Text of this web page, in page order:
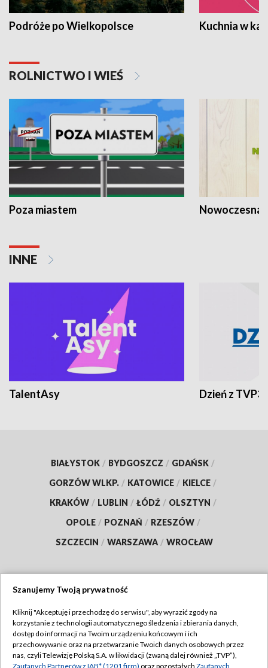
Podróże po Wielkopolsce Kuchnia w
ROLNICTWO I WIEŚ
Poza miastem Nowoczesna
INNE
TalentAsy Dzień z TVP3
BIAŁYSTOK / BYDGOSZCZ / GDAŃSK /
GORZÓW WLKP. / KATOWICE / KIELCE /
KRAKÓW / LUBLIN / ŁÓDŹ / OLSZTYN /
OPOLE / POZNAŃ / RZESZÓW /
SZCZECIN / WARSZAWA / WROCŁAW
TVP
Abonament TVP
Emisja w TVP
Regulamin TVP
Szanujemy Twoją prywatność
Kliknij "Akceptuję i przechodzę do serwisu", aby wyrazić zgody na
korzystanie z technologii automatycznego śledzenia i zbierania danych,
dostęp do informacji na Twoim urządzeniu końcowym i ich
przechowywanie oraz na przetwarzanie Twoich danych osobowych przez
nas, czyli Telewizję Polską S.A. w likwidacji (zwaną dalej również „TVP”),
Zaufanych Partnerów z IAB* (1201 firm) oraz pozostałych Zaufanych